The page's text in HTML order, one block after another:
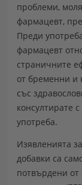
проблеми,
фармацевт,
Преди
фармацевт
страничните
от бременни и
със
консултирате
употреба.
Изявленията
добавки са
потвърдени от